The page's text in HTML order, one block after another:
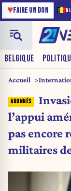
NL
♥FAIRE UN DON
BELGIQUE
Accueil
l’appui
pas encore
militaires